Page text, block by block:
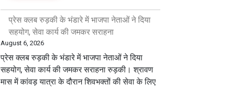
प्रेस क्लब रुड़की के भंडारे में भाजपा नेताओं ने दिया
सहयोग, सेवा कार्य की जमकर सराहना
August 6, 2026
प्रेस क्लब रुड़की के भंडारे में भाजपा नेताओं ने दिया
सहयोग, सेवा कार्य की जमकर सराहना रुड़की। श्रावण
मास में कांवड़ यात्रा के दौरान शिवभक्तों की सेवा के लिए